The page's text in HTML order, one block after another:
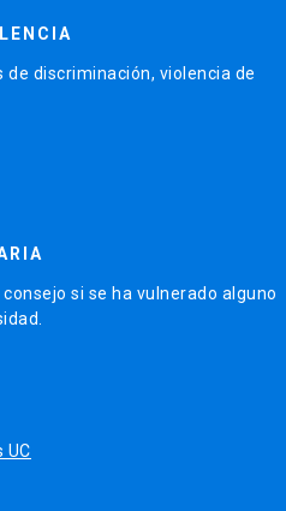
de discriminación, violencia de
si se ha vulnerado alguno
UC